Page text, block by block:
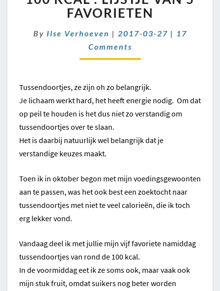
100
KCAL
LIJSTJE
VAN
5
FAVORIETEN
By Ilse Verhoeven | 2017-03-27 | Comments
17
Comments
Tussendoortjes, ze zijn oh zo belangrijk.
Je lichaam werkt hard, het heeft energie nodig. Om dat
op peil te houden is het dus niet zo verstandig om
tussendoortjes over te slaan.
Het is daarbij natuurlijk wel belangrijk dat je
verstandige keuzes maakt.
Toen ik in oktober begon met mijn voedingsgewoonten
aan te passen, was het ook best een zoektocht naar
tussendoortjes met niet te veel calorieën, die ik toch
erg lekker vond.
Vandaag deel ik met jullie mijn vijf favoriete namiddag
tussendoortjes van rond de 100 kcal.
In de voormiddag eet ik ze soms ook, maar vaak ook
mijn stuk fruit, omdat suikers nog beter worden